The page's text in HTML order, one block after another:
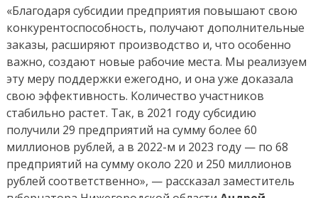
затрат
на
покупку
оборудования
«Благодаря субсидии предприятия повышают свою
конкурентоспособность, получают дополнительные
заказы, расширяют производство и, что особенно
важно, создают новые рабочие места. Мы реализуем
эту меру поддержки ежегодно, и она уже доказала
свою эффективность. Количество участников
стабильно растет. Так, в 2021 году субсидию
получили 29 предприятий на сумму более 60
миллионов рублей, а в 2022-м и 2023 году — по 68
предприятий на сумму около 220 и 250 миллионов
рублей соответственно», — рассказал заместитель